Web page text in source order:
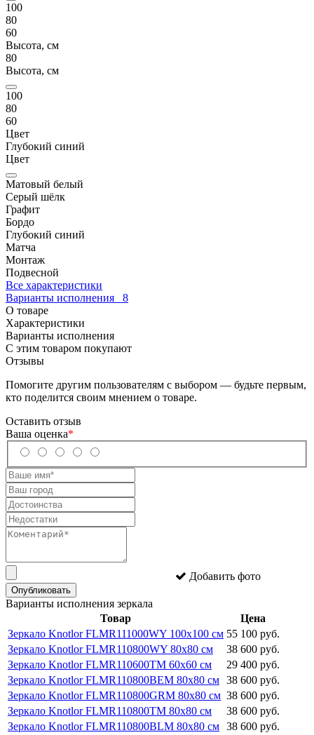
100
80
60
Высота, см
80
Высота, см
100
80
60
Цвет
Глубокий синий
Цвет
Матовый белый
Серый шёлк
Графит
Бордо
Глубокий синий
Матча
Монтаж
Подвесной
Все характеристики
Варианты исполнения 8
О товаре
Характеристики
Варианты исполнения
С этим товаром покупают
Отзывы
Помогите другим пользователям с выбором — будьте первым,
кто поделится своим мнением о товаре.
Оставить отзыв
Ваша оценка*
Добавить фото
Опубликовать
Варианты исполнения зеркала
Товар
Цена
Зеркало Knotlor FLMR111000WY 100х100 см 55 100 руб.
Зеркало Knotlor FLMR110800WY 80х80 см
38 600 руб.
Зеркало Knotlor FLMR110600TM 60х60 см
29 400 руб.
Зеркало Knotlor FLMR110800BEM 80х80 см 38 600 руб.
Зеркало Knotlor FLMR110800GRM 80х80 см 38 600 руб.
Зеркало Knotlor FLMR110800TM 80х80 см
38 600 руб.
Зеркало Knotlor FLMR110800BLM 80х80 см 38 600 руб.